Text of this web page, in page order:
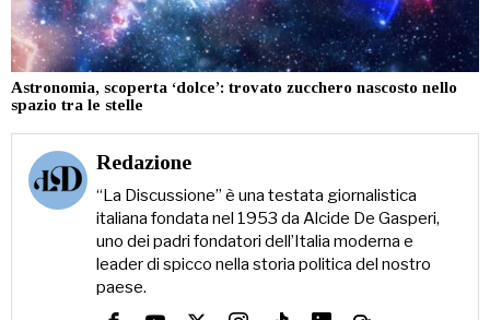
Astronomia, scoperta ‘dolce’: trovato zucchero nascosto nello
spazio tra le stelle
Redazione
“La Discussione” è una testata giornalistica
italiana fondata nel 1953 da Alcide De Gasperi,
uno dei padri fondatori dell’Italia moderna e
leader di spicco nella storia politica del nostro
paese.